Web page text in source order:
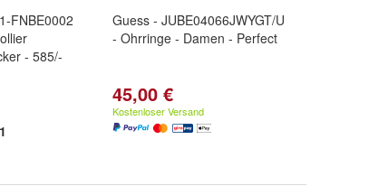
FNBE0002
- 585/-
1
Guess - JUBE04066JWYGT/U
- Ohrringe - Damen - Perfect
45,00 €
Kostenloser Versand